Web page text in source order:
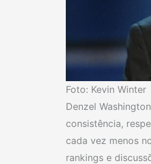
Foto: Kevin Winter
Denzel
consistência,
cada vez menos
rankings e